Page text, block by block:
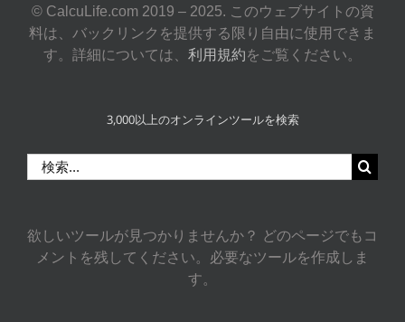
© CalcuLife.com 2019 – 2025. このウェブサイトの資
料は、バックリンクを提供する限り自由に使用できま
す。詳細については、 利用規約をご覧ください。
3,000以上のオンラインツールを検索
索
欲しいツールが見つかりませんか？ どのページでもコ
メントを残してください。必要なツールを作成しま
す。